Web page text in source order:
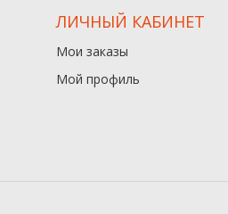
ЛИЧНЫЙ КАБИНЕТ
Мои заказы
Мой профиль